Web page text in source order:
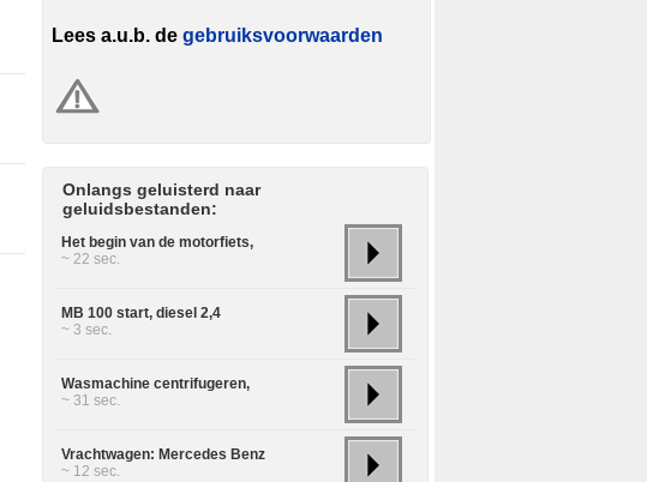
Lees a.u.b. de gebruiksvoorwaarden
Onlangs geluisterd naar
geluidsbestanden:
Het begin van de motorfiets,
~ 22 sec.
MB 100 start, diesel 2,4
~ 3 sec.
Wasmachine centrifugeren,
~ 31 sec.
Vrachtwagen: Mercedes Benz
~ 12 sec.